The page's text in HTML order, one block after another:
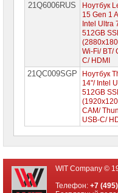
21Q6006RUS
Ноутбук
15 Gen 1
Intel Ultra
512GB
Wi-Fi/ BT/
C/ HDMI
21QC009SGP
Ноутбук
14"/ Intel
512GB
CAM/
USB-C/
WIT Company ©
Телефон:+7